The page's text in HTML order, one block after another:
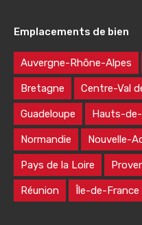
Emplacements de bien
Auvergne-Rhône-Alpes
Bretagne Centre-Val
Guadeloupe Hauts-
Normandie Nouvelle-
Pays de la Loire
Réunion Île-de-France